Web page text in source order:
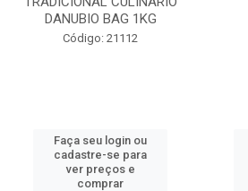
DANUBIO BAG 1KG
Código: 21112
Faça seu login ou
cadastre-se para
ver preços e
comprar